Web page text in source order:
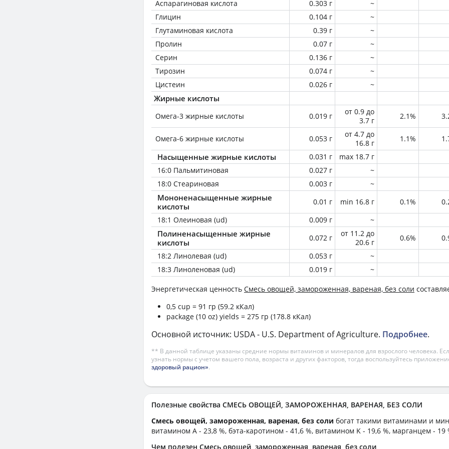
Аспарагиновая кислота
0.303 г
~
Глицин
0.104 г
~
Глутаминовая кислота
0.39 г
~
Пролин
0.07 г
~
Серин
0.136 г
~
Тирозин
0.074 г
~
Цистеин
0.026 г ~
Жирные кислоты
Омега-3 жирные кислоты 0.019 г
от 0.9 до
3.7 г
2.1%
Омега-6 жирные кислоты 0.053 г
от 4.7 до
16.8 г
1.1%
Насыщенные жирные кислоты 0.031 г
max 18.7 г
16:0 Пальмитиновая
0.027 г
~
18:0 Стеариновая
0.003 г ~
Мононенасыщенные жирные
кислоты
0.01 г min 16.8 г 0.1%
18:1 Олеиновая (ud)
0.009 г ~
Полиненасыщенные жирные
кислоты
0.072 г
от 11.2 до
20.6 г
0.6%
18:2 Линолевая (ud)
0.053 г
~
18:3 Линоленовая (ud)
0.019 г ~
Энергетическая ценность Смесь овощей, замороженная, вареная, без соли
0,5 cup = 91 гр (59.2 кКал)
package (10 oz) yields = 275 гр (178.8 кКал)
Основной источник: USDA - U.S. Department of Agriculture. Подробнее.
** В данной таблице указаны средние нормы витаминов и минералов для взрослого человека.
узнать нормы с учетом вашего пола, возраста и других факторов, тогда воспользуйтесь
здоровый рацион».
Полезные свойства СМЕСЬ ОВОЩЕЙ, ЗАМОРОЖЕННАЯ, ВАРЕНАЯ, БЕЗ СОЛИ
Смесь овощей, замороженная, вареная, без соли богат такими витаминами и
витамином А - 23,8 %, бэта-каротином - 41,6 %, витамином K - 19,6 %, марганцем - 19
Чем полезен Смесь овощей, замороженная, вареная, без соли